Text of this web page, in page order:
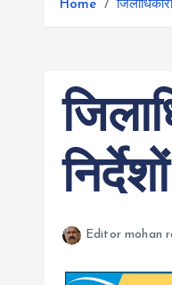
Home
Editor mohan